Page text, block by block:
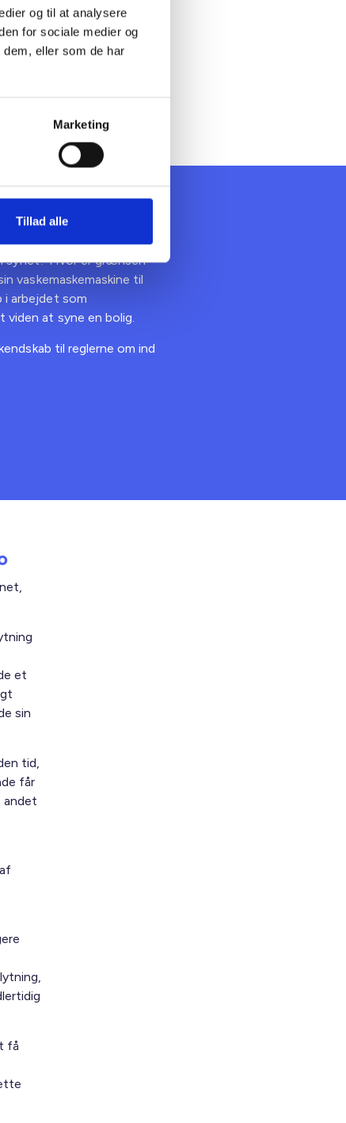
og til at analysere
for sociale medier og
eller som de har
Marketing
Tillad alle
synet? Hvor er grænsen
vaskemaskemaskine til
i arbejdet som
viden at syne en bolig.
til reglerne om ind
et
sin
tid,
får
andet
få